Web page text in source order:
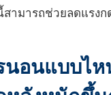
ามารถช่วยลดแรงก
นอนแบบไ